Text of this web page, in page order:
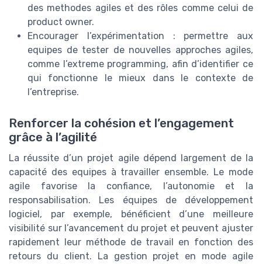
des methodes agiles et des rôles comme celui de
product owner.
Encourager l’expérimentation : permettre aux
equipes de tester de nouvelles approches agiles,
comme l’extreme programming, afin d’identifier ce
qui fonctionne le mieux dans le contexte de
l’entreprise.
Renforcer la cohésion et l’engagement
grâce à l’agilité
La réussite d’un projet agile dépend largement de la
capacité des equipes à travailler ensemble. Le mode
agile favorise la confiance, l’autonomie et la
responsabilisation. Les équipes de développement
logiciel, par exemple, bénéficient d’une meilleure
visibilité sur l’avancement du projet et peuvent ajuster
rapidement leur méthode de travail en fonction des
retours du client. La gestion projet en mode agile